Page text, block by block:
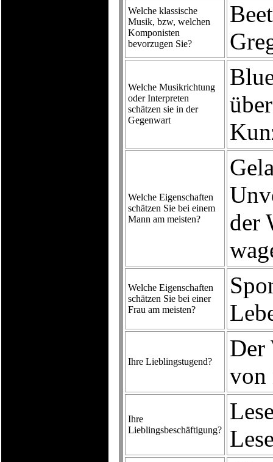
Welche klassische
Musik, bzw, welchen
Komponisten
bevorzugen Sie?
Welche Musikrichtung
oder Interpreten
schätzen sie in der
Gegenwart
Welche Eigenschaften
schätzen Sie bei einem
Mann am meisten?
der
Welche Eigenschaften
schätzen Sie bei einer
Frau am meisten?
Ihre Lieblingstugend?
Der
von
Ihre
Lieblingsbeschäftigung?